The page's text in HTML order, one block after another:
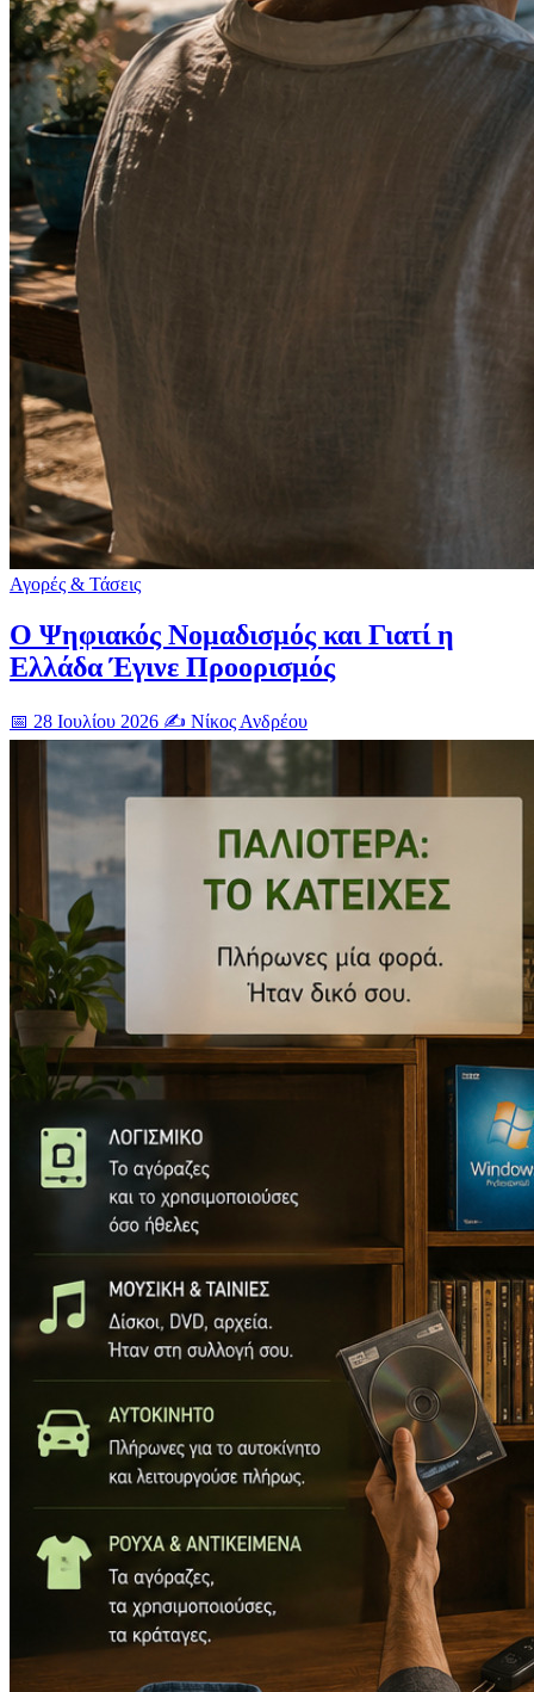
Αγορές & Τάσεις
Ο Ψηφιακός Νομαδισμός και Γιατί η
Ελλάδα Έγινε Προορισμός
📅 28 Ιουλίου 2026 ✍️ Νίκος Ανδρέου